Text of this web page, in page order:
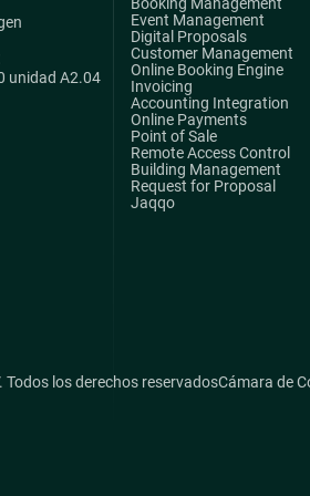
unidad A2.04
Event Management
Digital Proposals
Customer Management
Online Booking Engine
Invoicing
Accounting Integration
Online Payments
Point of Sale
Remote Access Control
Building Management
Request for Proposal
Jaqqo
Todos los derechos reservadosCámara de